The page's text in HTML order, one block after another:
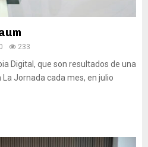
0 233
Digital, que son resultados de una
Jornada cada mes, en julio